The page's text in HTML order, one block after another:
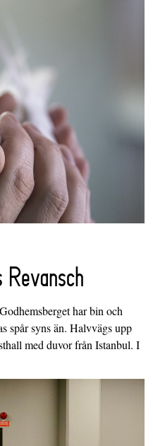
Revansch
har bin och
spår syns än. Halvvägs upp
med duvor från Istanbul. I